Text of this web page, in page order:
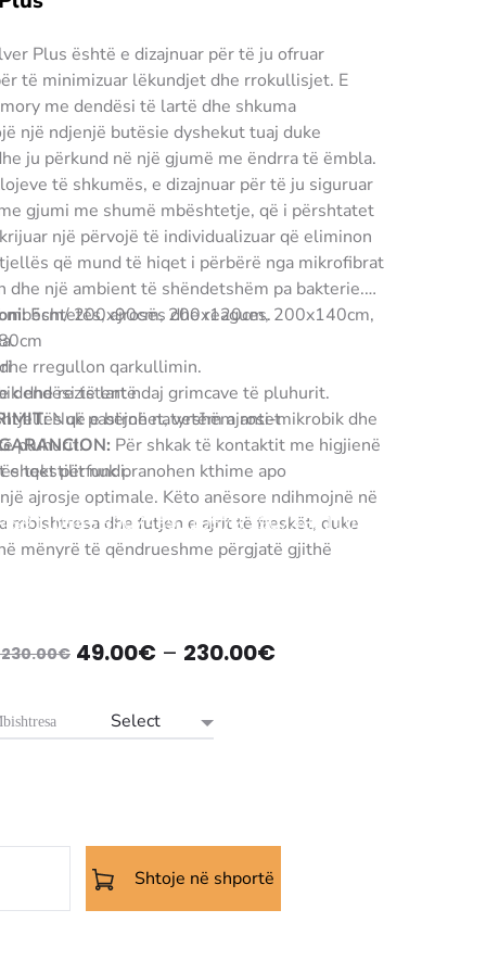
Plus është e dizajnuar për të ju ofruar
të minimizuar lëkundjet dhe rrokullisjet. E
me dendësi të lartë dhe shkuma
një ndjenjë butësie dyshekut tuaj duke
ju përkund në një gjumë me ëndrra të ëmbla.
të shkumës, e dizajnuar për të ju siguruar
gjumi me shumë mbështetje, që i përshtatet
një përvojë të individualizuar që eliminon
që mund të hiqet i përbërë nga mikrofibrat
dhe një ambient të shëndetshëm pa bakterie.
mbështetës, ajrosës dhe reagues.
rregullon qarkullimin.
dhe rezistent ndaj grimcave të pluhurit.
që e bëjnë natyrshëm anti-mikrobik dhe
pluhurit.
përfundi.
ajrosje optimale. Këto anësore ndihmojnë në
mbishtresa dhe futjen e ajrit të freskët, duke
mënyrë të qëndrueshme përgjatë gjithë
5cm/ 200x90cm, 200x120cm, 200x140cm,
dendësi të lartë
Nuk pastrohet, vetëm ajroset
Për shkak të kontaktit me higjienë
e tekstilit nuk pranohen kthime apo
3907489110572 3907489110589
230.00€ Çmimi
qe:
230.00€.
49.00€ – 230.00€
230.00€.
Shtoje në shportë